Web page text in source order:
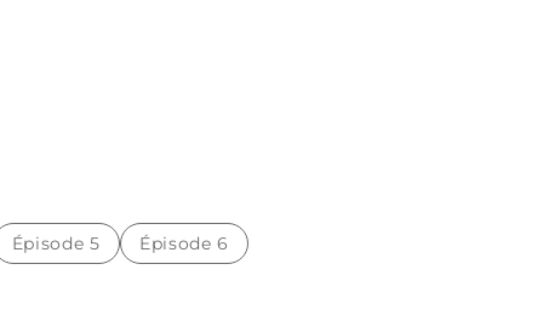
Épisode 5 Épisode 6